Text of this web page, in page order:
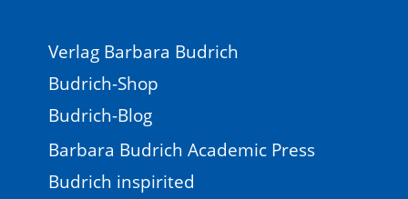
Verlag Barbara Budrich
Budrich-Shop
Budrich-Blog
Barbara Budrich Academic Press
Budrich inspirited